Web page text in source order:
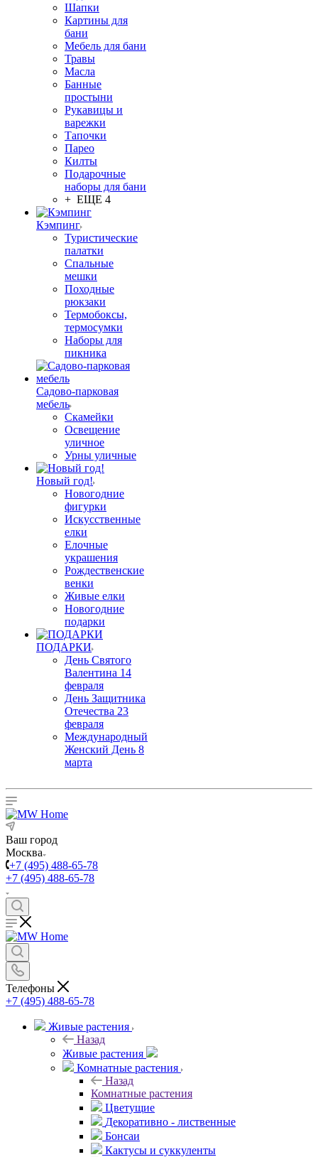
Шапки
Картины для
бани
Мебель для бани
Травы
Масла
Банные
простыни
Рукавицы и
варежки
Тапочки
Парео
Килты
Подарочные
наборы для бани
+ ЕЩЕ 4
Кэмпинг
Туристические
палатки
Спальные
мешки
Походные
рюкзаки
Термобоксы,
термосумки
Наборы для
пикника
Садово-парковая
мебель
Скамейки
Освещение
уличное
Урны уличные
Новый год!
Новогодние
фигурки
Искусственные
елки
Елочные
украшения
Рождественские
венки
Живые елки
Новогодние
подарки
ПОДАРКИ
День Святого
Валентина 14
февраля
День Защитника
Отечества 23
февраля
Международный
Женский День 8
марта
Ваш город
Москва
+7 (495) 488-65-78
+7 (495) 488-65-78
Телефоны
+7 (495) 488-65-78
Живые растения
Назад
Живые растения
Комнатные растения
Назад
Комнатные растения
Цветущие
Декоративно - лиственные
Бонсаи
Кактусы и суккуленты